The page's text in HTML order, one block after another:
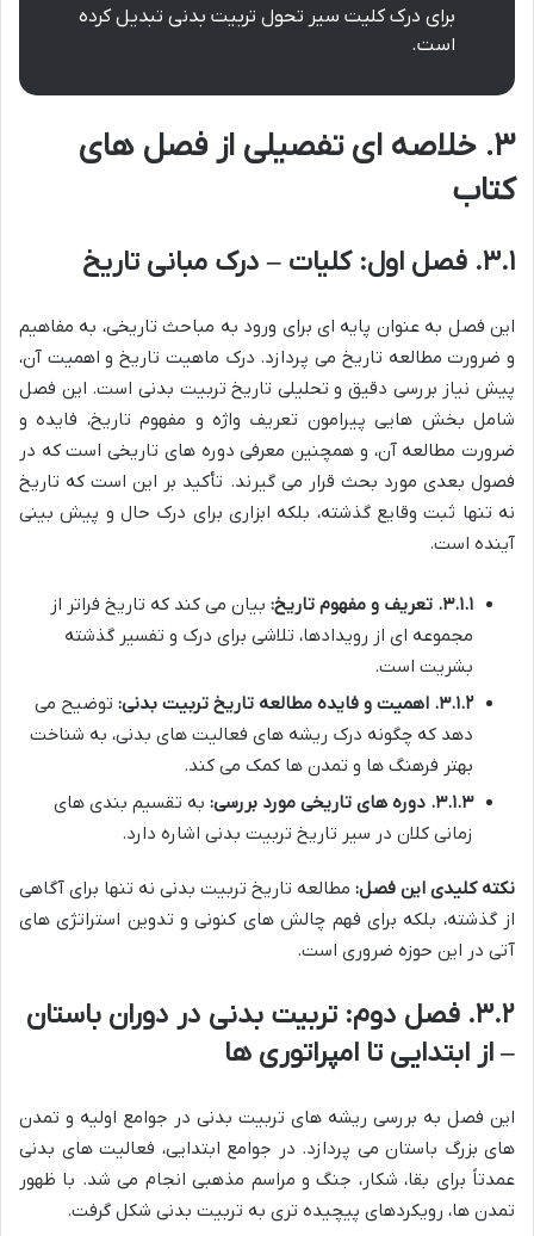
برای درک کلیت سیر تحول تربیت بدنی تبدیل کرده
است.
۳. خلاصه ای تفصیلی از فصل های
کتاب
۳.۱. فصل اول: کلیات – درک مبانی تاریخ
این فصل به عنوان پایه ای برای ورود به مباحث تاریخی، به مفاهیم
و ضرورت مطالعه تاریخ می پردازد. درک ماهیت تاریخ و اهمیت آن،
پیش نیاز بررسی دقیق و تحلیلی تاریخ تربیت بدنی است. این فصل
شامل بخش هایی پیرامون تعریف واژه و مفهوم تاریخ، فایده و
ضرورت مطالعه آن، و همچنین معرفی دوره های تاریخی است که در
فصول بعدی مورد بحث قرار می گیرند. تأکید بر این است که تاریخ
نه تنها ثبت وقایع گذشته، بلکه ابزاری برای درک حال و پیش بینی
آینده است.
۳.۱.۱. تعریف و مفهوم تاریخ:
بیان می کند که تاریخ فراتر از
مجموعه ای از رویدادها، تلاشی برای درک و تفسیر گذشته
بشریت است.
۳.۱.۲. اهمیت و فایده مطالعه تاریخ تربیت بدنی:
توضیح می
دهد که چگونه درک ریشه های فعالیت های بدنی، به شناخت
بهتر فرهنگ ها و تمدن ها کمک می کند.
۳.۱.۳. دوره های تاریخی مورد بررسی:
به تقسیم بندی های
زمانی کلان در سیر تاریخ تربیت بدنی اشاره دارد.
نکته کلیدی این فصل: مطالعه تاریخ تربیت بدنی نه تنها برای آگاهی
از گذشته، بلکه برای فهم چالش های کنونی و تدوین استراتژی های
آتی در این حوزه ضروری است.
۳.۲. فصل دوم: تربیت بدنی در دوران باستان
– از ابتدایی تا امپراتوری ها
این فصل به بررسی ریشه های تربیت بدنی در جوامع اولیه و تمدن
های بزرگ باستان می پردازد. در جوامع ابتدایی، فعالیت های بدنی
عمدتاً برای بقا، شکار، جنگ و مراسم مذهبی انجام می شد. با ظهور
تمدن ها، رویکردهای پیچیده تری به تربیت بدنی شکل گرفت.